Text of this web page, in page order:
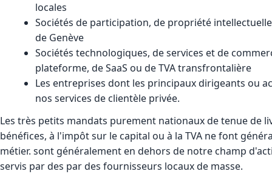
locales
Sociétés de participation, de propriété
de Genève
Sociétés technologiques, de services et de
plateforme, de SaaS ou de TVA transfrontalière
Les entreprises dont les principaux dirigeants ou
nos services de clientèle privée.
Les très petits mandats purement nationaux de tenue de
bénéfices, à l'impôt sur le capital ou à la TVA ne font
métier. sont généralement en dehors de notre champ
servis par des par des fournisseurs locaux de masse.